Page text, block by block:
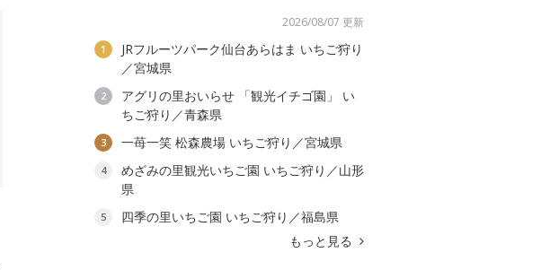
2026/08/07 更新
1
JRフルーツパーク仙台あらはま いちご狩り
／宮城県
2
アグリの里おいらせ 「観光イチゴ園」 い
ちご狩り／青森県
3 一苺一笑 松森農場 いちご狩り／宮城県
4
めざみの里観光いちご園 いちご狩り／山形
県
5
四季の里いちご園 いちご狩り／福島県
もっと見る